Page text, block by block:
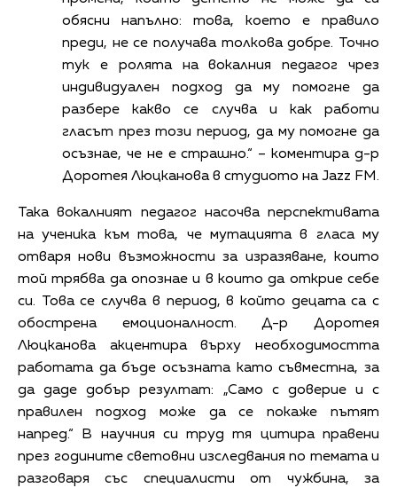
обясни напълно: това, което е правило
преди, не се получава толкова добре. Точно
тук е ролята на вокалния педагог чрез
индивидуален подход да му помогне да
разбере какво се случва и как работи
гласът през този период, да му помогне да
осъзнае, че не е страшно.“ – коментира д-р
Доротея Люцканова в студиото на Jazz FM.
Така вокалният педагог насочва перспективата
на ученика към това, че мутацията в гласа му
отваря нови възможности за изразяване, които
той трябва да опознае и в които да открие себе
си. Това се случва в период, в който децата са с
обострена емоционалност. Д-р Доротея
Люцканова акцентира върху необходимостта
работата да бъде осъзната като съвместна, за
да даде добър резултат: „Само с доверие и с
правилен подход може да се покаже пътят
напред.“ В научния си труд тя цитира правени
през годините световни изследвания по темата и
разговаря със специалисти от чужбина, за